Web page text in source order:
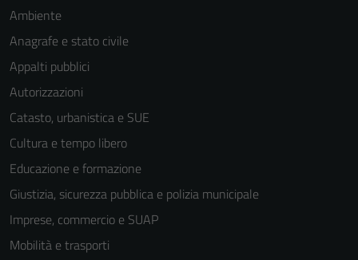
Ambiente
Anagrafe e stato civile
Appalti pubblici
Autorizzazioni
Catasto, urbanistica e SUE
Cultura e tempo libero
Educazione e formazione
Giustizia, sicurezza pubblica e polizia municipale
Imprese, commercio e SUAP
Mobilità e trasporti